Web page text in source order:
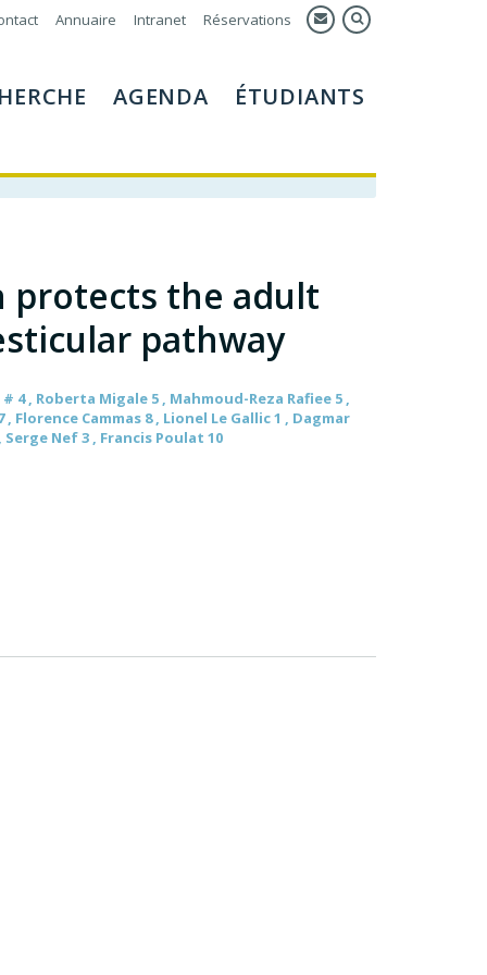
Annuaire Intranet Réservations
AGENDA ÉTUDIANTS
protects the adult
pathway
4 , Roberta Migale 5 , Mahmoud-Reza Rafiee 5 ,
Cammas 8 , Lionel Le Gallic 1 , Dagmar
Nef 3 , Francis Poulat 10